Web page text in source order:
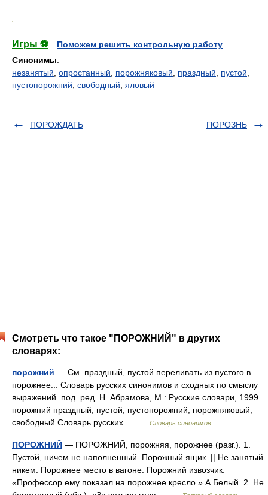
Игры ⚽
Поможем решить контрольную работу
Синонимы:
незанятый опростанный порожняковый праздный пустой
пустопорожний свободный яловый
ПОРОЖДАТЬ ПОРОЗНЬ
Смотреть что такое "ПОРОЖНИЙ" в других
словарях:
порожний — См. праздный, пустой переливать из пустого в
порожнее... Словарь русских синонимов и сходных по смыслу
выражений. под. ред. Н. Абрамова, М.: Русские словари, 1999.
порожний праздный, пустой; пустопорожний, порожняковый,
свободный Словарь русских… …
Словарь синонимов
ПОРОЖНИЙ — ПОРОЖНИЙ, порожняя, порожнее (разг.). 1.
Пустой, ничем не наполненный. Порожный ящик. || Не занятый
никем. Порожнее место в вагоне. Порожний извозчик.
«Профессор ему показал на порожнее кресло.» А.Белый. 2. Не